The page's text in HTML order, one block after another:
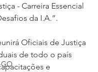
GO
- Carreira Essencial
da I.A.”.
Oficiais de Justiça
de todo o país
e